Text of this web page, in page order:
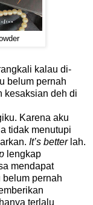
kalau di-
belum pernah
kesaksian deh di
Karena aku
tidak menutupi
It’s betterlah.
lengkap
mendapat
belum pernah
terlalu